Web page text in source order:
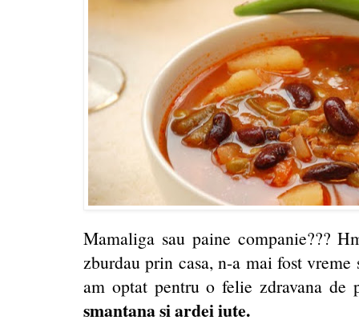
Mamaliga sau paine companie???
zburdau prin casa, n-a mai fost
am optat pentru o felie zdravana de
smantana si ardei iute.